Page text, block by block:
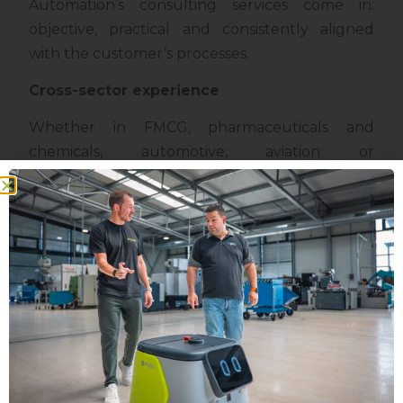
Automation’s consulting services come in:
objective, practical and consistently aligned
with the customer’s processes.
Cross-sector experience
Whether in FMCG, pharmaceuticals and
chemicals, automotive, aviation or
manufacturing SMEs, mobile robotics is now a
key competitive factor in a wide range of
industries. ProLog Automation has already
supported numerous companies on their
journey to AMR and AGV solutions. The range
of services extends from in-depth process
analysis, simulations and specification creation
to support with tendering, commissioning and
service during ongoing operations.